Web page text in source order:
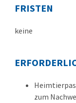
FRISTEN
keine
zum